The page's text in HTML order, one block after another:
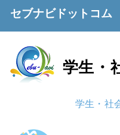
セブナビドットコム
学生・
学生・社